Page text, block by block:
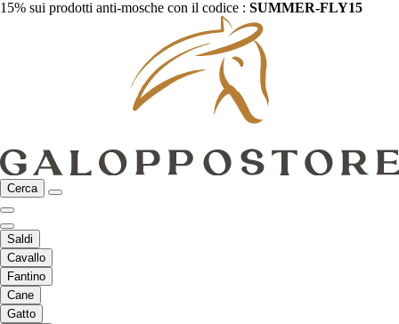
15% sui prodotti anti-mosche con il codice : SUMMER-FLY15
Cerca
Saldi
Cavallo
Fantino
Cane
Gatto